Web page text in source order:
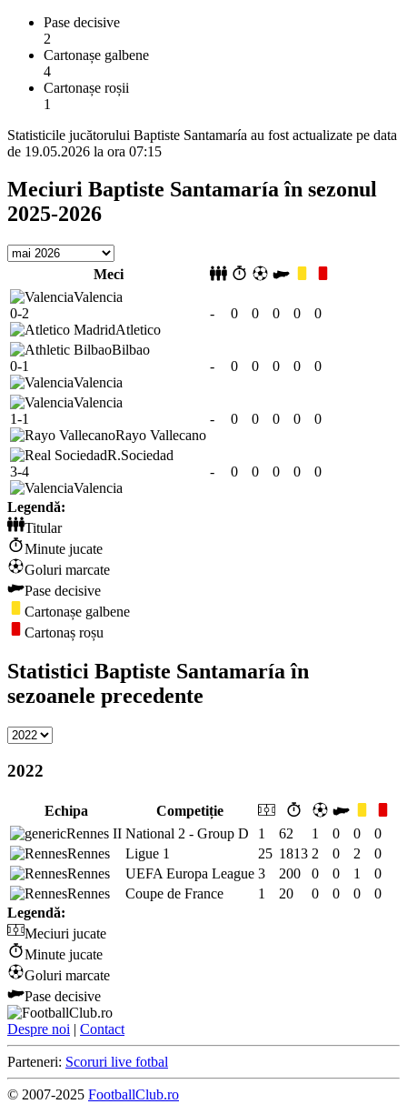
Pase decisive
2
Cartonașe galbene
4
Cartonașe roșii
1
Statisticile jucătorului Baptiste Santamaría au fost actualizate pe data
de 19.05.2026 la ora 07:15
Meciuri Baptiste Santamaría în sezonul
2025-2026
Meci
Valencia
0-2
Atletico
- 0 0 0 0 0
Bilbao
0-1
Valencia
- 0 0 0 0 0
Valencia
1-1
Rayo Vallecano
- 0 0 0 0 0
R.Sociedad
3-4
Valencia
- 0 0 0 0 0
Legendă:
Titular
Minute jucate
Goluri marcate
Pase decisive
Cartonașe galbene
Cartonaș roșu
Statistici Baptiste Santamaría în
sezoanele precedente
2022
Echipa
Competiție
Rennes II National 2 - Group D 1 62 1 0 0
0
Rennes
Ligue 1 25 1813 2 0 2
0
Rennes
UEFA Europa League 3 200 0 0 1
0
Rennes
Coupe de France 1 20 0 0 0
0
Legendă:
Meciuri jucate
Minute jucate
Goluri marcate
Pase decisive
Despre noi | Contact
Parteneri: Scoruri live fotbal
© 2007-2025 FootballClub.ro